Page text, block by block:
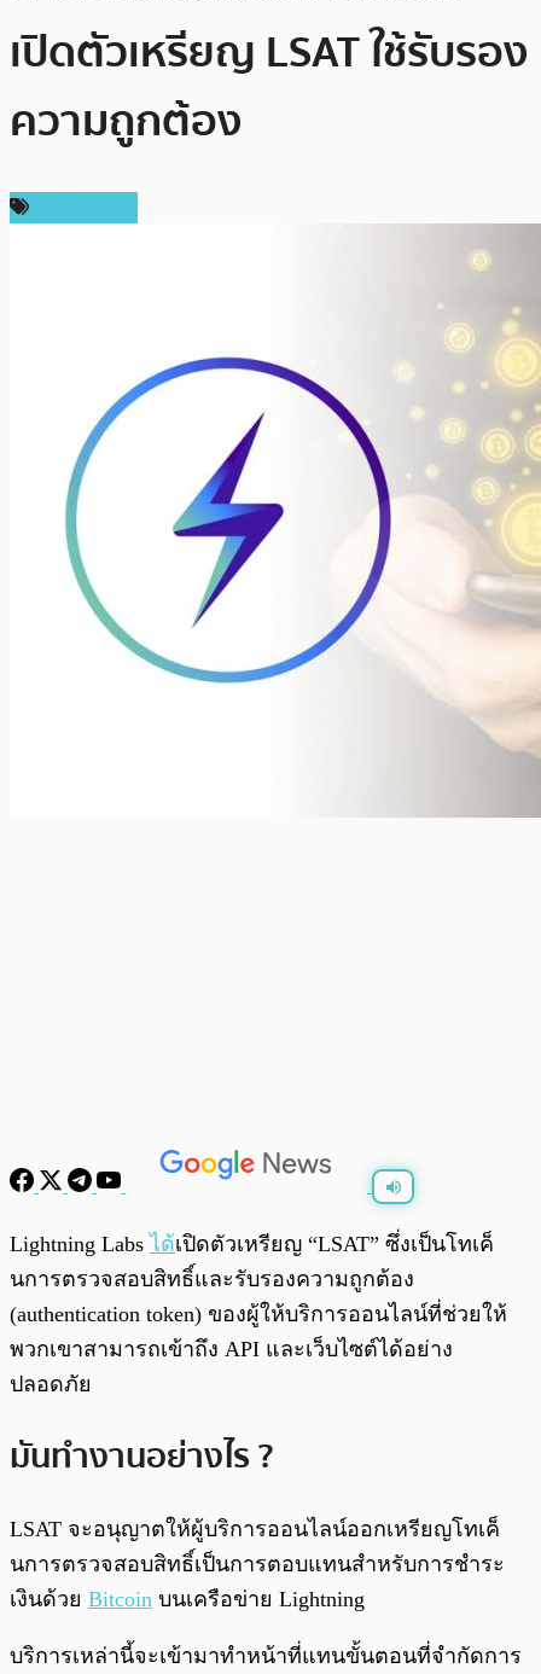
เปิดตัวเหรียญ LSAT ใช้รับรอง
ความถูกต้อง
0:00 / 0:00
Lightning Labs ได้เปิดตัวเหรียญ “LSAT” ซึ่งเป็นโทเค็
นการตรวจสอบสิทธิ์และรับรองความถูกต้อง
(authentication token) ของผู้ให้บริการออนไลน์ที่ช่วยให้
พวกเขาสามารถเข้าถึง API และเว็บไซต์ได้อย่าง
ปลอดภัย
มันทำงานอย่างไร ?
LSAT จะอนุญาตให้ผู้บริการออนไลน์ออกเหรียญโทเค็
นการตรวจสอบสิทธิ์เป็นการตอบแทนสำหรับการชำระ
เงินด้วย Bitcoin บนเครือข่าย Lightning
บริการเหล่านี้จะเข้ามาทำหน้าที่แทนขั้นตอนที่จำกัดการ